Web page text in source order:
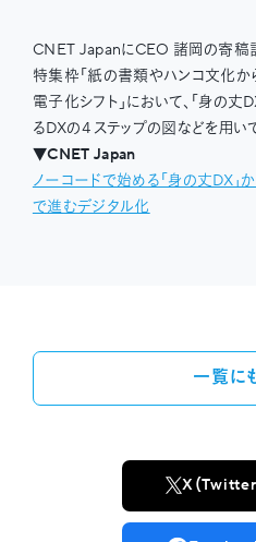
CNET JapanにCEO 諸岡の寄稿
特集枠「紙の書類やハンコ文化
電子化シフト」において、「身の丈
るDXの４ステップの図などを用い
▼CNET Japan
ノーコードで始める「身の丈DX」
で進むデジタル化
一覧に
X（Twitter